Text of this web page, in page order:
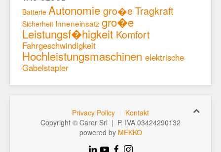
Batterie Autonomie gro�e Tragkraft
Sicherheit Inneneinsatz gro�e
Leistungsf�higkeit Komfort
Fahrgeschwindigkeit
Hochleistungsmaschinen elektrische
Gabelstapler
Privacy Policy
Kontakt
Copyright © Carer Srl | P. IVA 03424290132
powered by MEKKO